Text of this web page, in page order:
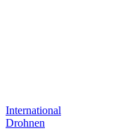
International
Drohnen